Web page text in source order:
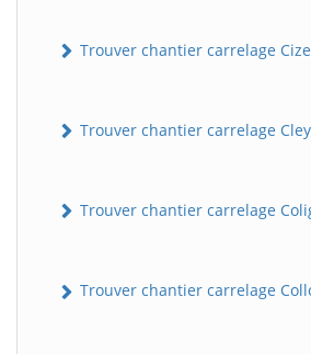
Trouver chantier carrelage Cize
Trouver chantier carrelage
Trouver chantier carrelage
Trouver chantier carrelage
B BatiWebPro